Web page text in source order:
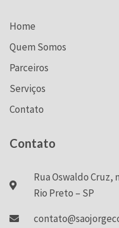
Home
Quem Somos
Parceiros
Serviços
Contato
Contato
Rua Oswaldo Cruz,
Rio Preto – SP